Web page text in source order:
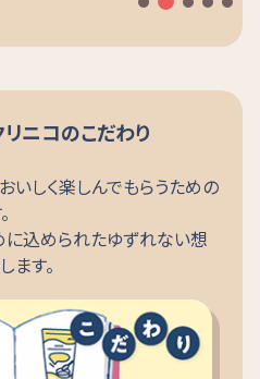
ニコのこだわり
いしく楽しんでもらうための
に込められたゆずれない想
す。